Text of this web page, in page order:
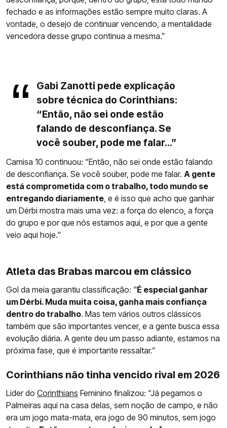
fechado e as informações estão sempre muito claras. A
vontade, o desejo de continuar vencendo, a mentalidade
vencedora desse grupo continua a mesma.”
Gabi Zanotti pede explicação
sobre técnica do Corinthians:
“Então, não sei onde estão
falando de desconfiança. Se
você souber, pode me falar...”
Camisa 10 continuou: “Então, não sei onde estão falando
de desconfiança. Se você souber, pode me falar. A gente
está comprometida com o trabalho, todo mundo se
entregando diariamente, e é isso que acho que ganhar
um Dérbi mostra mais uma vez: a força do elenco, a força
do grupo e por que nós estamos aqui, e por que a gente
veio aqui hoje."
Atleta das Brabas marcou em clássico
Gol da meia garantiu classificação: "É especial ganhar
um Dérbi. Muda muita coisa, ganha mais confiança
dentro do trabalho. Mas tem vários outros clássicos
também que são importantes vencer, e a gente busca essa
evolução diária. A gente deu um passo adiante, estamos na
próxima fase, que é importante ressaltar.”
Corinthians não tinha vencido rival em 2026
Líder do Corinthians Feminino finalizou: “Já pegamos o
Palmeiras aqui na casa delas, sem noção de campo, e não
era um jogo mata-mata, era jogo de 90 minutos, sem jogo